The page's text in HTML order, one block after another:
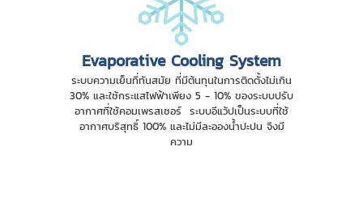
Evaporative Cooling System
ระบบความเย็นที่ทันสมัย ที่มีต้นทุนในการติดตั้งไม่เกิน
30% และใช้กระแสไฟฟ้าเพียง 5 - 10% ของระบบปรับ
อากาศที่ใช้คอมเพรสเซอร์ ระบบอีแว้ปเป็นระบบที่ใช้
อากาศบริสุทธิ์ 100% และไม่มีละอองน้ำปะปน จึงมี
ความ